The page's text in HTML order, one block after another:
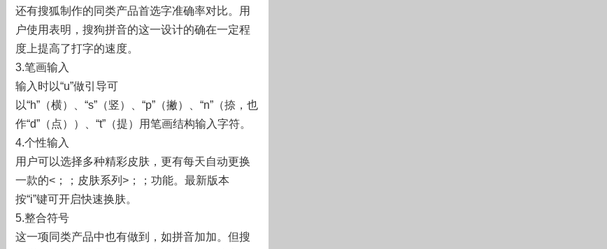
还有搜狐制作的同类产品首选字准确率对比。用
户使用表明，搜狗拼音的这一设计的确在一定程
度上提高了打字的速度。
3.笔画输入
输入时以“u”做引导可
以“h”（横）、“s”（竖）、“p”（撇）、“n”（捺，也
作“d”（点））、“t”（提）用笔画结构输入字符。
4.个性输入
用户可以选择多种精彩皮肤，更有每天自动更换
一款的<；；皮肤系列>；；功能。最新版本
按“i”键可开启快速换肤。
5.整合符号
这一项同类产品中也有做到，如拼音加加。但搜